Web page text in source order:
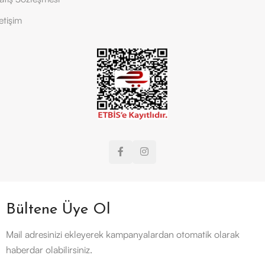
Bültene Üye Ol
Mail adresinizi ekleyerek kampanyalardan otomatik olarak
haberdar olabilirsiniz.